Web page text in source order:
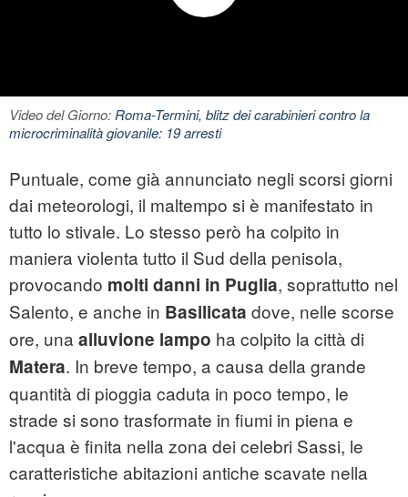
Video del Giorno:Roma-Termini, blitz dei carabinieri contro la
microcriminalità giovanile: 19 arresti
Puntuale, come già annunciato negli scorsi giorni
dai meteorologi, il maltempo si è manifestato in
tutto lo stivale. Lo stesso però ha colpito in
maniera violenta tutto il Sud della penisola,
provocando molti danni in Puglia, soprattutto nel
Salento, e anche in Basilicata dove, nelle scorse
ore, una alluvione lampo ha colpito la città di
Matera. In breve tempo, a causa della grande
quantità di pioggia caduta in poco tempo, le
strade si sono trasformate in fiumi in piena e
l'acqua è finita nella zona dei celebri Sassi, le
caratteristiche abitazioni antiche scavate nella